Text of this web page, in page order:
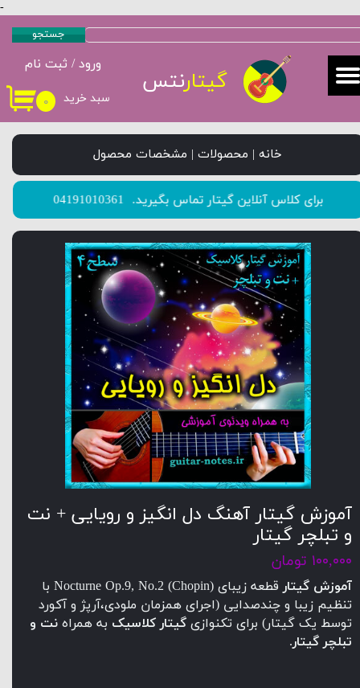
-
۰ سبد خرید
ورود / ثبت نام
حساب کاربری من
تغییر گذر واژه
خروج از حساب کاربری
گیتارنتس
جستجو
خانه | محصولات | مشخصات محصول
​​​​​​​برای کلاس آنلاین گیتار تماس بگیرید. 04191010361
آموزش گیتار آهنگ دل انگیز و رویایی + نت
و تبلچر گیتار
۱۰۰,۰۰۰ تومان
آموزش گیتار
قطعه زیبای (Chopin) Nocturne Op.9, No.2 با
تنظیم زیبا و چندصدایی (اجرای همزمان ملودی،آرپژ و آکورد
توسط یک گیتار) برای تکنوازی گیتار کلاسیک به همراه نت و
تبلچر گیتار.